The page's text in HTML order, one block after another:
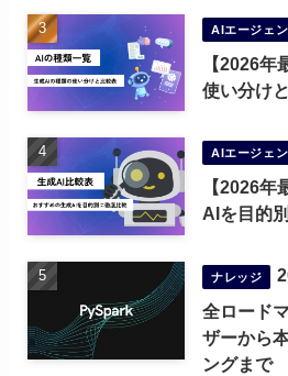
AIエージェン
【2026
使い分け
AIエージェン
【2026
AIを目的
ナレッジ
全ロード
ザーから
ングまで